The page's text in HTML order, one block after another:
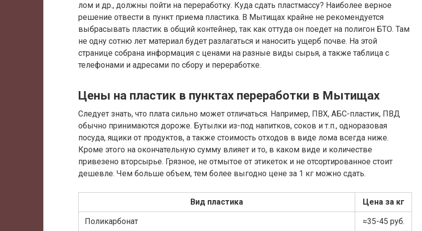
лом и др., должны пойти на переработку. Куда сдать пластмассу? Наиболее верное
решение отвести в пункт приема пластика. В Мытищах крайне не рекомендуется
выбрасывать пластик в общий контейнер, так как оттуда он поедет на полигон БТО. Там
не одну сотню лет материал будет разлагаться и наносить ущерб почве. На этой
странице собрана информация с ценами на разные виды сырья, а также таблица с
телефонами и адресами по сбору и переработке.
Цены на пластик в пунктах переработки в Мытищах
Следует знать, что плата сильно может отличаться. Например, ПВХ, АБС-пластик, ПВД
обычно принимаются дороже. Бутылки из-под напитков, соков и т.п., одноразовая
посуда, ящики от продуктов, а также стоимость отходов в виде лома всегда ниже.
Кроме этого на окончательную сумму влияет и то, в каком виде и количестве
привезено вторсырье. Грязное, не отмытое от этикеток и не отсортированное стоит
дешевле. Чем больше объем, тем более выгодно цене за 1 кг можно сдать.
Вид пластика Цена за кг
Поликарбонат ≈35-45 руб.